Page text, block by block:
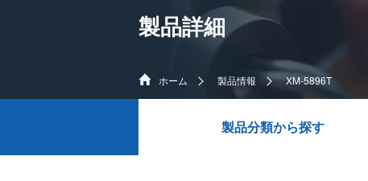
製品詳細
ホーム 製品情報 XM-5896T
製品分類から探す